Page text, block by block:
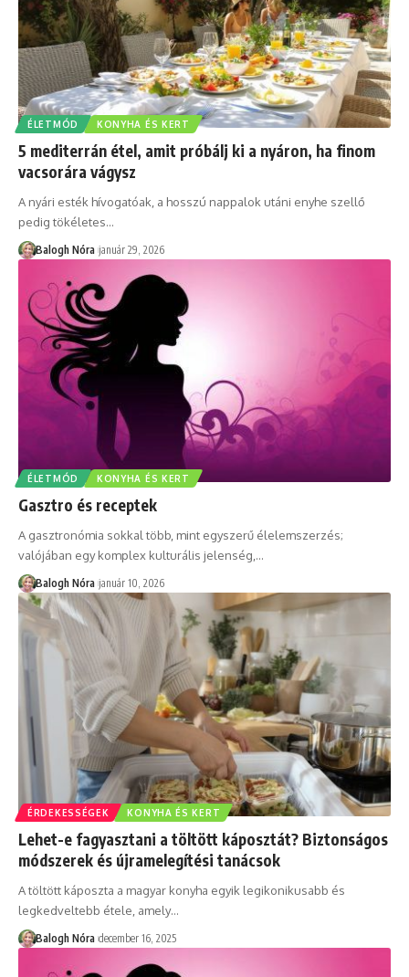
ÉLETMÓD KONYHA ÉS KERT
5 mediterrán étel, amit próbálj ki a nyáron, ha finom
vacsorára vágysz
A nyári esték hívogatóak, a hosszú nappalok utáni enyhe szellő
pedig tökéletes…
Balogh Nóra január 29, 2026
ÉLETMÓD KONYHA ÉS KERT
Gasztro és receptek
A gasztronómia sokkal több, mint egyszerű élelemszerzés;
valójában egy komplex kulturális jelenség,…
Balogh Nóra január 10, 2026
ÉRDEKESSÉGEK KONYHA ÉS KERT
Lehet-e fagyasztani a töltött káposztát? Biztonságos
módszerek és újramelegítési tanácsok
A töltött káposzta a magyar konyha egyik legikonikusabb és
legkedveltebb étele, amely…
Balogh Nóra december 16, 2025